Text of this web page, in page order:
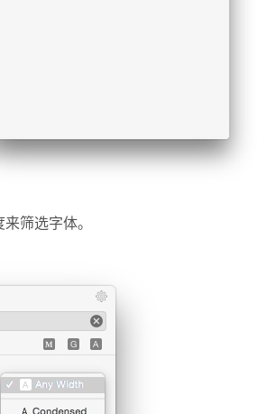
筛选字体。